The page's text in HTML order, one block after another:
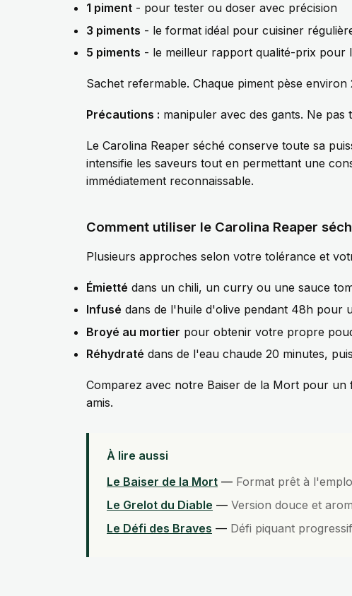
1 piment - pour tester ou doser avec précision
3 piments - le format idéal pour cuisiner
5 piments - le meilleur rapport qualité-prix pour
Sachet refermable. Chaque piment pèse environ
Précautions : manipuler avec des gants. Ne
Le Carolina Reaper séché conserve toute sa
intensifie les saveurs tout en permettant une
immédiatement reconnaissable.
Comment utiliser le Carolina Reaper
Plusieurs approches selon votre tolérance et
Émietté dans un chili, un curry ou une sauce
Infusé dans de l'huile d'olive pendant 48h pour
Broyé au mortier pour obtenir votre propre
Réhydraté dans de l'eau chaude 20 minutes,
Comparez avec notre Baiser de la Mort pour un
amis.
À lire aussi
Le Baiser de la Mort — Format prêt à
Le Grelot du Diable — Version douce et
Le Défi des Braves — Défi piquant progressif